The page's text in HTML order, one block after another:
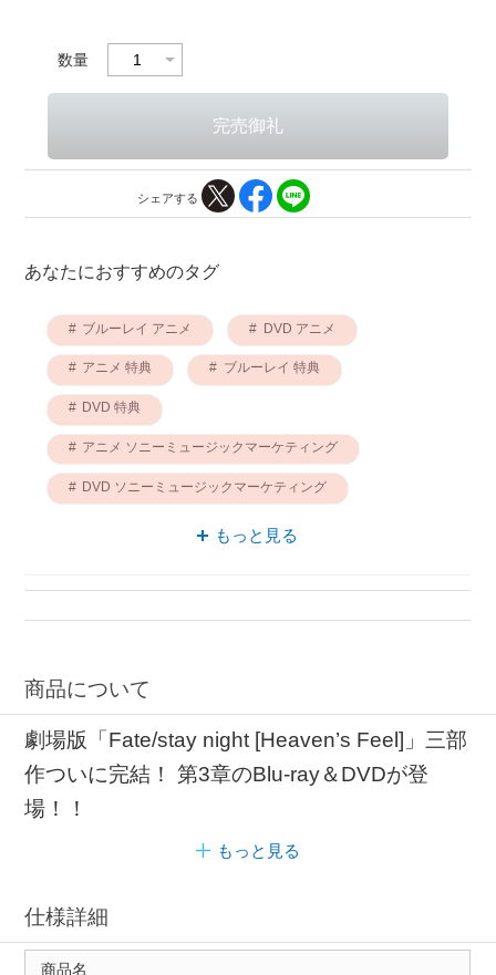
数量
シェアする
あなたにおすすめのタグ
ブルーレイ アニメ DVD アニメ
アニメ 特典 ブルーレイ 特典
DVD 特典
アニメ ソニーミュージックマーケティング
DVD ソニーミュージックマーケティング
ブルーレイ ソニーミュージックマーケティング
もっと見る
商品について
劇場版「Fate/stay night [Heaven’s Feel]」三部
作ついに完結！ 第3章のBlu-ray＆DVDが登
場！！
もっと見る
仕様詳細
商品名